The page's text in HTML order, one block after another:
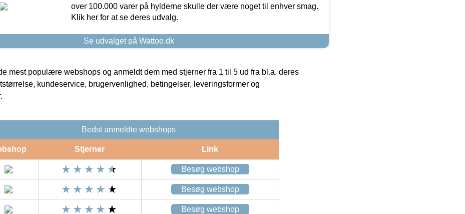
over 100.000 varer på hylderne skulle der være noget til enhver smag.
Klik her for at se deres udvalg.
Se udvalget på Wattoo.dk
mest populære webshops og anmeldt dem med stjerner fra 1 til 5 ud fra bl.a. deres
kundeservice, brugervenlighed, betingelser, leveringsformer og
Bedst anmeldte webshops
Stjerner Link
Besøg webshop
Besøg webshop
Besøg webshop